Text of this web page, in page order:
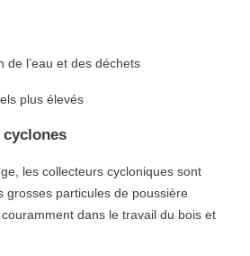
de l’eau et des déchets
plus élevés
les collecteurs cycloniques sont
grosses particules de poussière
dans le travail du bois et